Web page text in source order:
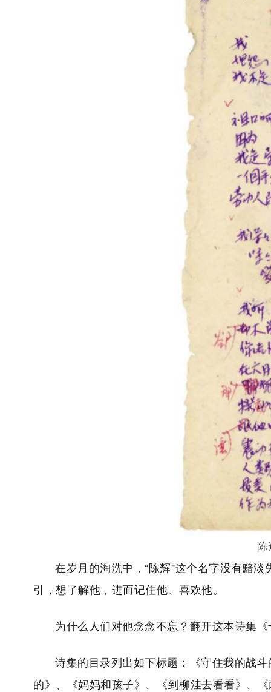
在岁月的淘洗中，“陈辉”这个名字没有黯
引，想了解他，进而记住他、喜欢他。
为什么人们对他念念不忘？翻开这本诗集
诗集的目录列出如下标题：《守住我的战
的》、《妈妈和孩子》、《到柳洼去看看》、